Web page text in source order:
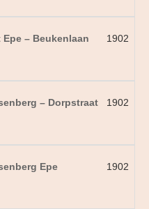
– Beukenlaan 1902
– Dorpstraat 1902
Epe 1902